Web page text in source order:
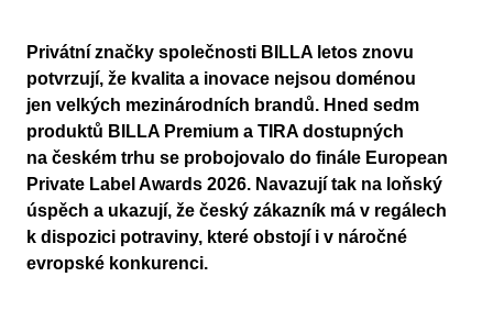
Privátní značky společnosti BILLA letos znovu
potvrzují, že kvalita a inovace nejsou doménou
jen velkých mezinárodních brandů. Hned sedm
produktů BILLA Premium a TIRA dostupných
na českém trhu se probojovalo do finále European
Private Label Awards 2026. Navazují tak na loňský
úspěch a ukazují, že český zákazník má v regálech
k dispozici potraviny, které obstojí i v náročné
evropské konkurenci.